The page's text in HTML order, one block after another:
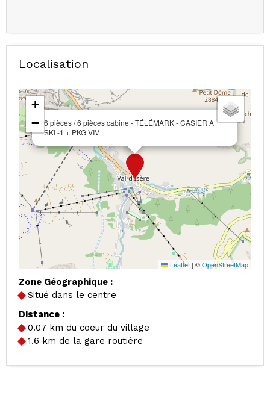
Localisation
6 pièces / 6 pièces cabine - TÉLÉMARK - CASIER A
SKI -1 + PKG VIV
+
−
Leaflet | ©OpenStreetMap
Zone Géographique :
Situé dans le centre
Distance :
0.07 km du coeur du village
1.6 km de la gare routière